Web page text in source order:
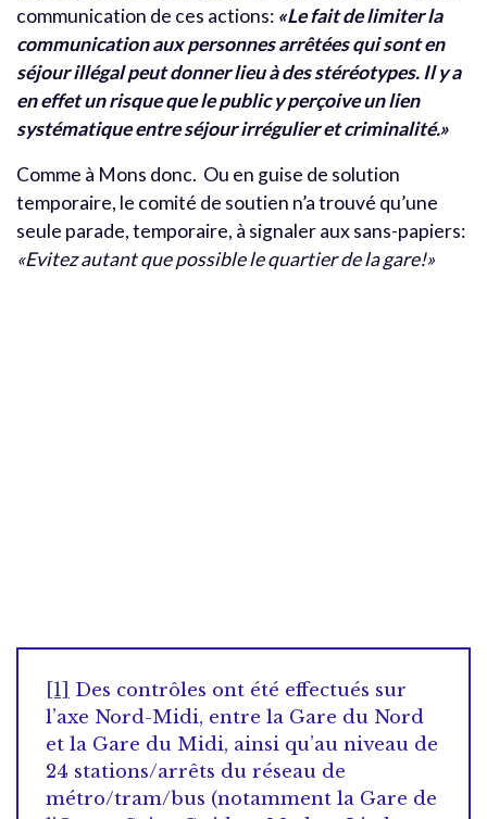
communication de ces actions: «Le fait de limiter la
communication aux personnes arrêtées qui sont en
séjour illégal peut donner lieu à des stéréotypes. Il y a
en effet un risque que le public y perçoive un lien
systématique entre séjour irrégulier et criminalité.»
Comme à Mons donc. Ou en guise de solution
temporaire, le comité de soutien n’a trouvé qu’une
seule parade, temporaire, à signaler aux sans-papiers:
«Evitez autant que possible le quartier de la gare!»
[1] Des contrôles ont été effectués sur
l’axe Nord-Midi, entre la Gare du Nord
et la Gare du Midi, ainsi qu’au niveau de
24 stations/arrêts du réseau de
métro/tram/bus (notamment la Gare de